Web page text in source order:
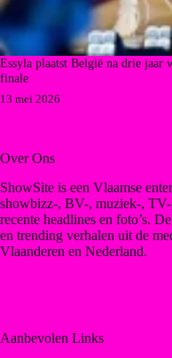
Essyla plaatst België na drie jaar
finale
13 mei 2026
Over Ons
ShowSite is een Vlaamse
showbizz-, BV-, muziek-,
recente headlines en foto’s.
en trending verhalen uit de
Vlaanderen en Nederland.
Aanbevolen Links